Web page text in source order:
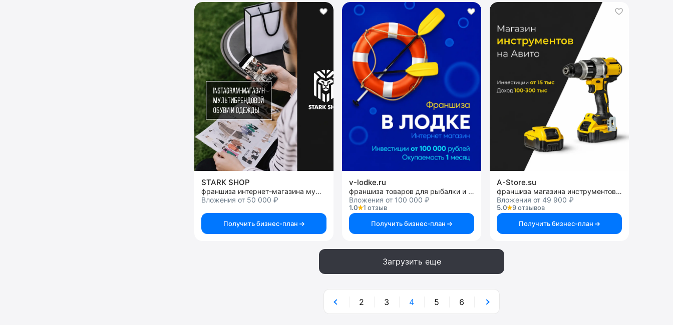
STARK SHOP
франшиза интернет-магазина мужской стильной обуви
Вложения от 50 000 ₽
Получить бизнес-план
v-lodke.ru
франшиза товаров для рыбалки и туризма
Вложения от 100 000 ₽
1.0
1 отзыв
Получить бизнес-план
A-Store.su
франшиза магазина инструментов на Авито
Вложения от 49 900 ₽
5.0
9 отзывов
Получить бизнес-план
Загрузить еще
2 3 4 5 6